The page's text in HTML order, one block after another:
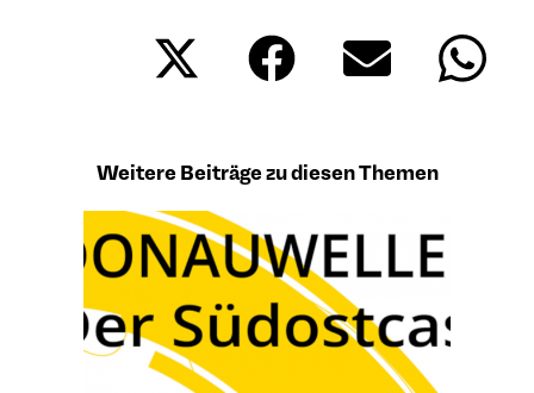
Donauwellen
Share
Share
on
Share
on
on
Weitere Beiträge zu diesen Themen